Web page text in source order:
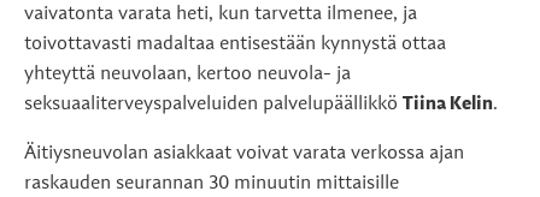
vaivatonta varata heti, kun tarvetta ilmenee, ja
toivottavasti madaltaa entisestään kynnystä ottaa
yhteyttä neuvolaan, kertoo neuvola- ja
seksuaaliterveyspalveluiden palvelupäällikkö Tiina Kelin.
Äitiysneuvolan asiakkaat voivat varata verkossa ajan
raskauden seurannan 30 minuutin mittaisille